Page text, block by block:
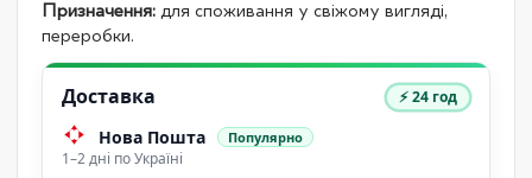
Призначення: для споживання у свіжому вигляді,
переробки.
Доставка ⚡ 24 год
Нова Пошта Популярно
1–2 дні по Україні